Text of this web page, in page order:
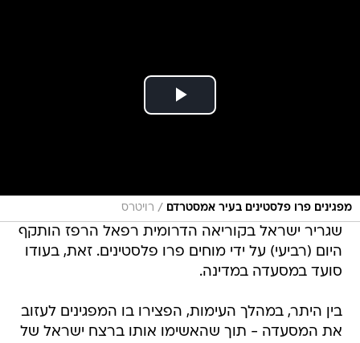
מפגינים פרו פלסטינים בעיר אמסטרדם / רויטרס
שגריר ישראל בקוריאה הדרומית רפאל הרפז הותקף
היום (רביעי) על ידי מוחים פרו פלסטינים. זאת, בעודו
סועד במסעדה במדינה.
בין היתר, במהלך העימות, הפצירו בו המפגינים לעזוב
את המסעדה - תוך שהאשימו אותו ברצח ישראל של